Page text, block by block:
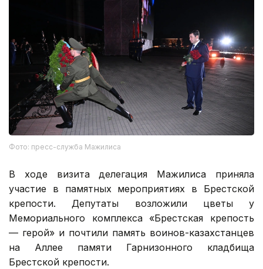
Фото: пресс-служба Мажилиса
В ходе визита делегация Мажилиса приняла
участие в памятных мероприятиях в Брестской
крепости. Депутаты возложили цветы у
Мемориального комплекса «Брестская крепость
— герой» и почтили память воинов-казахстанцев
на Аллее памяти Гарнизонного кладбища
Брестской крепости.